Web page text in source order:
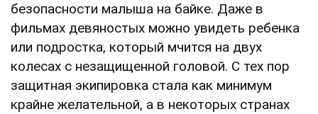
безопасности малыша на байке. Даже в
фильмах девяностых можно увидеть ребенка
или подростка, который мчится на двух
колесах с незащищенной головой. С тех пор
защитная экипировка стала как минимум
крайне желательной, а в некоторых странах